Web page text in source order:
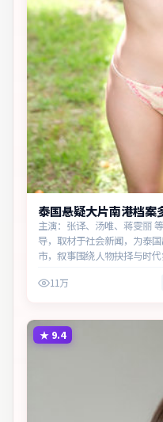
泰国悬疑大片南港档案
主演：张译、汤唯、蒋雯
导，取材于社会新闻，为泰
市，叙事围绕人物抉择与时
11万
★ 9.4